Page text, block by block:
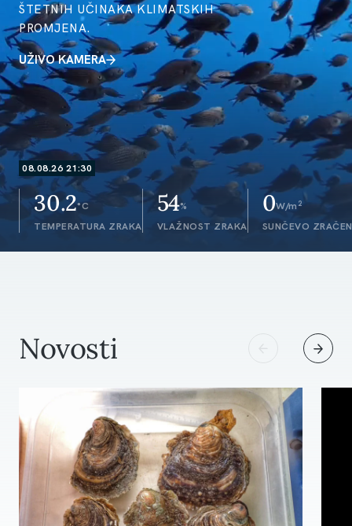
ŠTETNIH UČINAKA KLIMATSKIH
PROMJENA.
UŽIVO KAMERA
08.08.26 21:30
30.2°C
TEMPERATURA ZRAKA
54%
VLAŽNOST ZRAKA
0W/m 2
SUNČEVO
Novosti